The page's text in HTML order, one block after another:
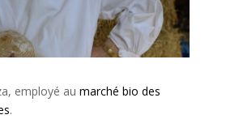
employé au marché bio des
.